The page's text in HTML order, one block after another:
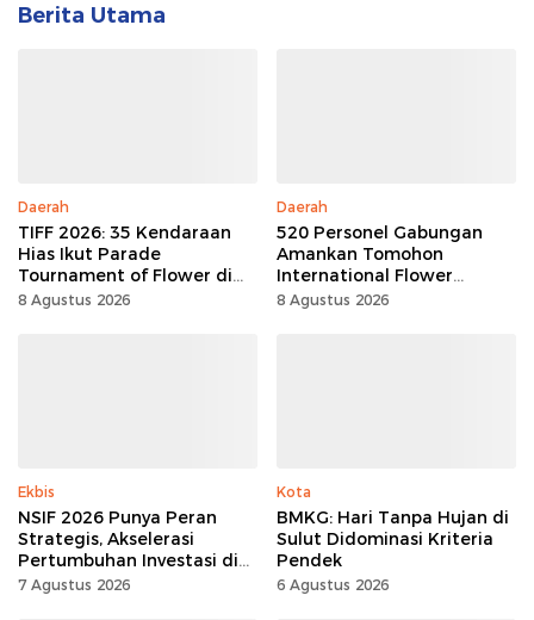
Berita Utama
Daerah
TIFF 2026: 35 Kendaraan
Hias Ikut Parade
Tournament of Flower di
Tomohon
8 Agustus 2026
Daerah
520 Personel Gabungan
Amankan Tomohon
International Flower
Festival
8 Agustus 2026
Ekbis
NSIF 2026 Punya Peran
Strategis, Akselerasi
Pertumbuhan Investasi di
Sulut
7 Agustus 2026
Kota
BMKG: Hari Tanpa Hujan di
Sulut Didominasi Kriteria
Pendek
6 Agustus 2026